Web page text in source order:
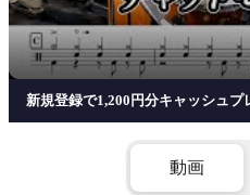
新規登録で1,200円分キャッシュプ
動画